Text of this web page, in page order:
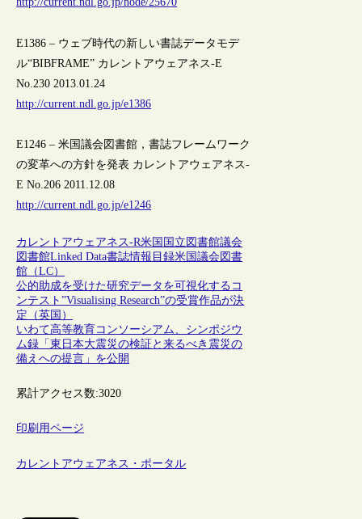
E1386 – ウェブ時代の新しい書誌データモデ
ル“BIBFRAME” カレントアウェアネス-E
No.230 2013.01.24
http://current.ndl.go.jp/e1386
E1246 – 米国議会図書館，書誌フレームワーク
の変革への方針を発表 カレントアウェアネス-
E No.206 2011.12.08
http://current.ndl.go.jp/e1246
カレントアウェアネス-R米国 国立図書館議会
図書館Linked Data書誌情報 目録米国議会図書
館（LC）
公的助成を受けた研究データを可視化するコ
ンテスト”Visualising Research”の受賞作品が決
定（英国）
いわて高等教育コンソーシアム、シンポジウ
ム録「東日本大震災の検証と来るべき震災の
備えへの提言」を公開
累計アクセス数:3020
印刷用ページ
カレントアウェアネス・ポータル